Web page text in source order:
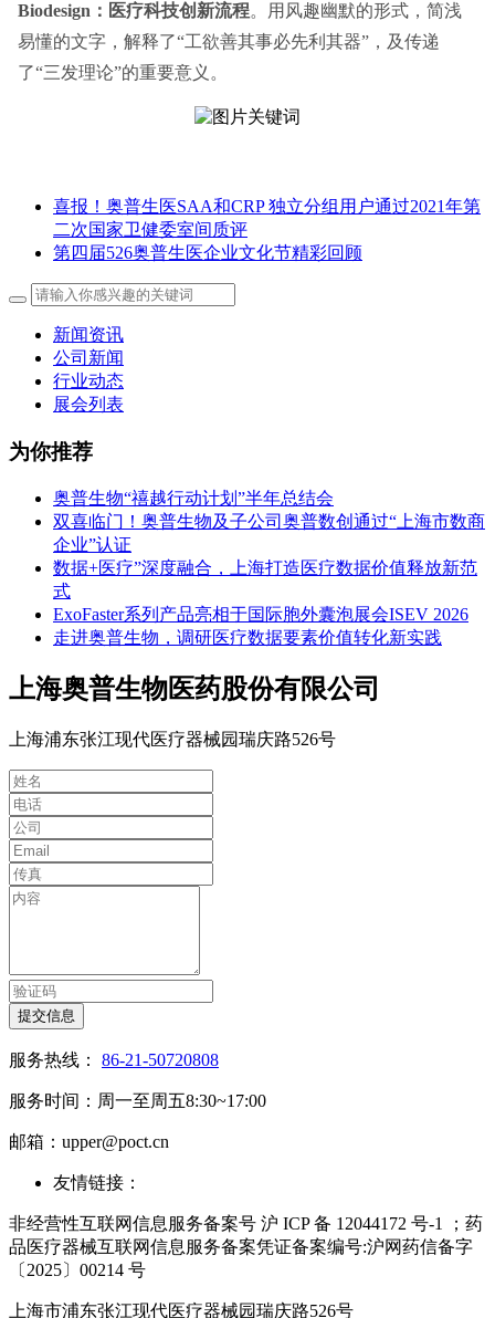
Biodesign：医疗科技创新流程。用风趣幽默的形式，简浅
易懂的文字，解释了“工欲善其事必先利其器”，及传递
了“三发理论”的重要意义。
喜报！奥普生医SAA和CRP 独立分组用户通过2021年第
二次国家卫健委室间质评
第四届526奥普生医企业文化节精彩回顾
新闻资讯
公司新闻
行业动态
展会列表
为你推荐
奥普生物“禧越行动计划”半年总结会
双喜临门！奥普生物及子公司奥普数创通过“上海市数商
企业”认证
数据+医疗”深度融合，上海打造医疗数据价值释放新范
式
ExoFaster系列产品亮相于国际胞外囊泡展会ISEV 2026
走进奥普生物，调研医疗数据要素价值转化新实践
上海奥普生物医药股份有限公司
上海浦东张江现代医疗器械园瑞庆路526号
提交信息
服务热线： 86-21-50720808
服务时间：周一至周五8:30~17:00
邮箱：upper@poct.cn
友情链接：
非经营性互联网信息服务备案号 沪 ICP 备 12044172 号-1 ；药
品医疗器械互联网信息服务备案凭证备案编号:沪网药信备字
〔2025〕00214 号
上海市浦东张江现代医疗器械园瑞庆路526号